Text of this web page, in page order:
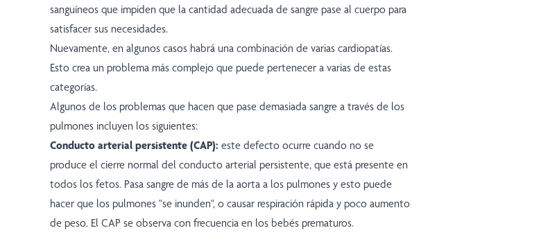
sanguíneos que impiden que la cantidad adecuada de sangre pase al cuerpo para
satisfacer sus necesidades.
Nuevamente, en algunos casos habrá una combinación de varias cardiopatías.
Esto crea un problema más complejo que puede pertenecer a varias de estas
categorías.
Algunos de los problemas que hacen que pase demasiada sangre a través de los
pulmones incluyen los siguientes:
Conducto arterial persistente (CAP): este defecto ocurre cuando no se
produce el cierre normal del conducto arterial persistente, que está presente en
todos los fetos. Pasa sangre de más de la aorta a los pulmones y esto puede
hacer que los pulmones "se inunden", o causar respiración rápida y poco aumento
de peso. El CAP se observa con frecuencia en los bebés prematuros.